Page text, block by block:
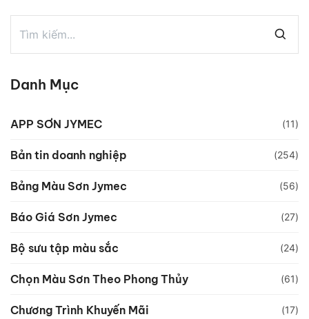
Danh Mục
APP SƠN JYMEC (11)
Bản tin doanh nghiệp (254)
Bảng Màu Sơn Jymec (56)
Báo Giá Sơn Jymec (27)
Bộ sưu tập màu sắc (24)
Chọn Màu Sơn Theo Phong Thủy (61)
Chương Trình Khuyến Mãi (17)